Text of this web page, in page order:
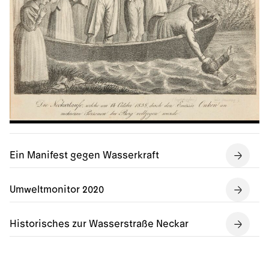
Ein Manifest gegen Wasserkraft
Umweltmonitor 2020
Historisches zur Wasserstraße Neckar